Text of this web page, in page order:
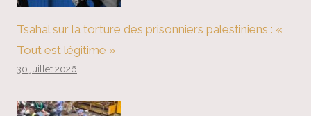
Tsahal sur la torture des prisonniers palestiniens : «
Tout est légitime »
30 juillet 2026